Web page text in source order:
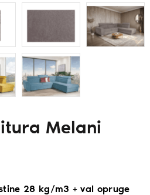
Melani
28 kg/m3 + val opruge